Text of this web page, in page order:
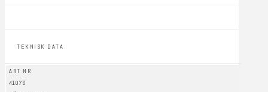
TEKNISK DATA
ART NR
41076